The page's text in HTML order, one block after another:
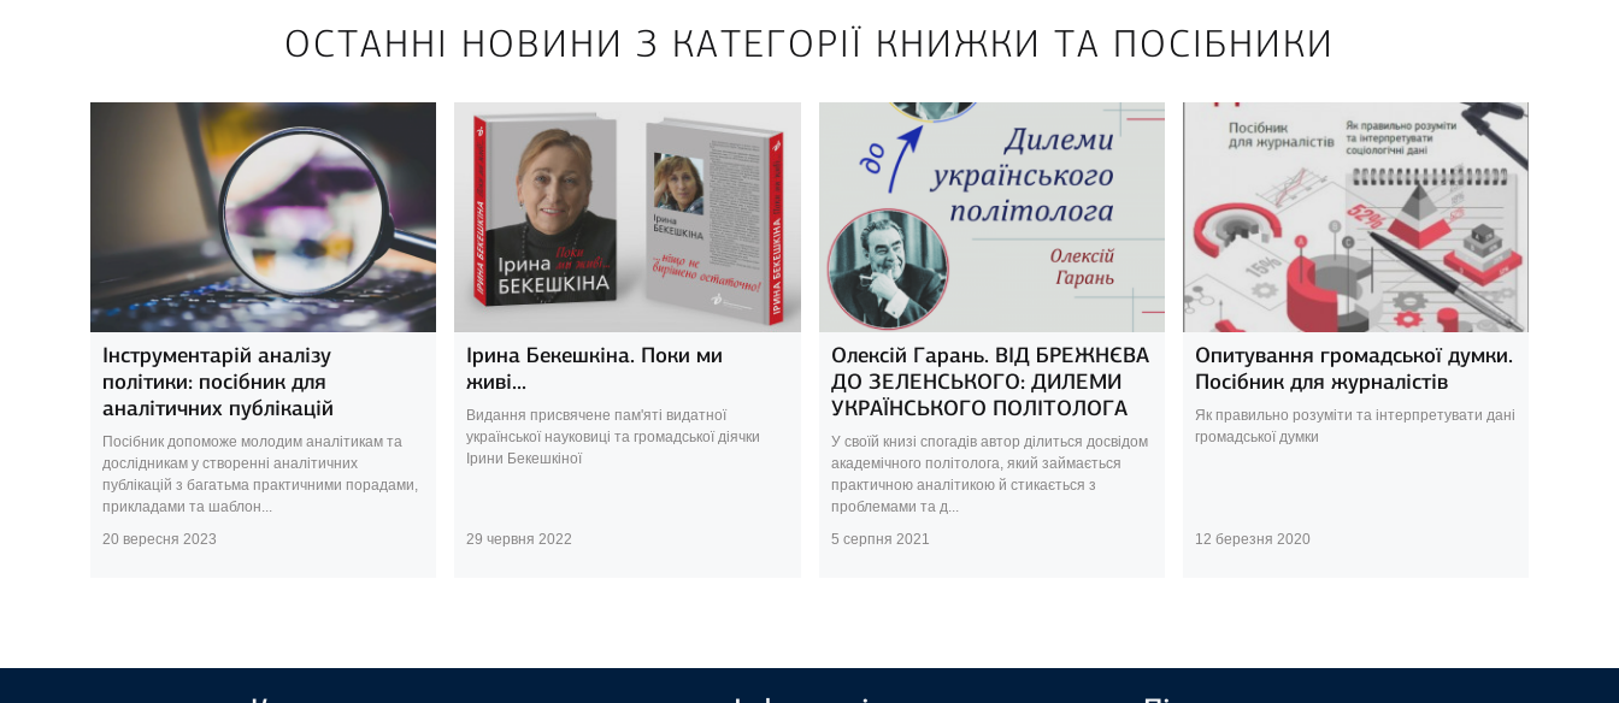
ОСТАННІ НОВИНИ З КАТЕГОРІЇ КНИЖКИ ТА ПОСІБНИКИ
Інструментарій аналізу
політики: посібник для
аналітичних публікацій
Посібник допоможе молодим аналітикам та
дослідникам у створенні аналітичних
публікацій з багатьма практичними порадами,
прикладами та шаблон...
20 вересня 2023
Ірина Бекешкіна. Поки ми
живі...
Видання присвячене пам'яті видатної
української науковиці та громадської діячки
Ірини Бекешкіної
29 червня 2022
Олексій Гарань. ВІД БРЕЖНЄВА
ДО ЗЕЛЕНСЬКОГО: ДИЛЕМИ
УКРАЇНСЬКОГО ПОЛІТОЛОГА
У своїй книзі спогадів автор ділиться досвідом
академічного політолога, який займається
практичною аналітикою й стикається з
проблемами та д...
5 серпня 2021
Опитування громадської думки.
Посібник для журналістів
Як правильно розуміти та інтерпретувати дані
громадської думки
12 березня 2020